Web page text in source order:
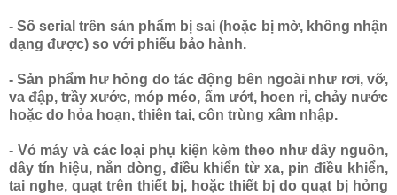
- Số serial trên sản phẩm bị sai (hoặc bị mờ, không nhận
dạng được) so với phiếu bảo hành.
- Sản phẩm hư hỏng do tác động bên ngoài như rơi, vỡ,
va đập, trầy xước, móp méo, ẩm ướt, hoen rỉ, chảy nước
hoặc do hỏa hoạn, thiên tai, côn trùng xâm nhập.
- Vỏ máy và các loại phụ kiện kèm theo như dây nguồn,
dây tín hiệu, nắn dòng, điều khiển từ xa, pin điều khiển,
tai nghe, quạt trên thiết bị, hoặc thiết bị do quạt bị hỏng